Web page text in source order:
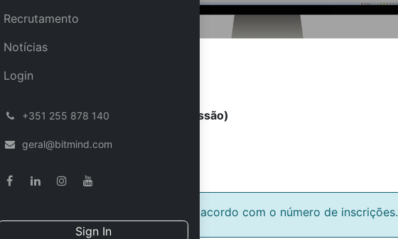
Recrutamento
Notícias
Login
+351 255 878 140
geral@bitmind.com
Sign In
Módulo xConstraints (4 horas - 1 sessão)
ACS09: Desenhos paramétricos
Data sujeita a confirmação de acordo com o número de inscrições.